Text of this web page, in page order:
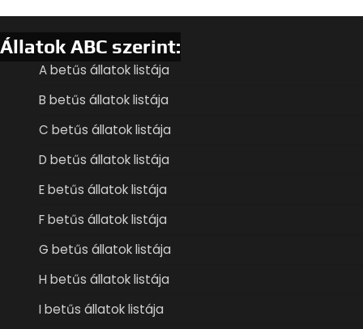
Állatok ABC szerint:
A betűs állatok listája
B betűs állatok listája
C betűs állatok listája
D betűs állatok listája
E betűs állatok listája
F betűs állatok listája
G betűs állatok listája
H betűs állatok listája
I betűs állatok listája